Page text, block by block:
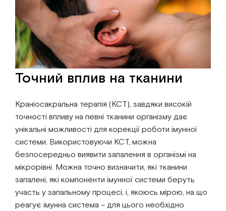
Точний вплив на тканини
Краніосакральна терапія (КСТ), завдяки високій
точності впливу на певні тканини організму дає
унікальні можливості для корекції роботи імунної
системи. Використовуючи КСТ, можна
безпосередньо виявити запалення в організмі на
мікрорівні. Можна точно визначити, які тканини
запалені, які компоненти імунної системи беруть
участь у запальному процесі, і, якоюсь мірою, на що
реагує імунна система – для цього необхідно
Інститут Апледжера
Інститут Барраля
FAQ
Прикладна кінезіологія
Кінезіотейпінг
Психологія, психотерапія
Реабілітація
Естетична медицина
Остеопатичні маніпуляції по Барралю